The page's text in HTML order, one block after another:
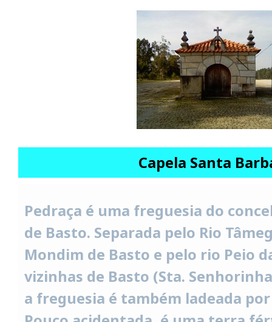
Capela Santa
Pedraça é uma freguesia do
de Basto. Separada pelo Rio
Mondim de Basto e pelo rio Peio
vizinhas de Basto (Sta.
a freguesia é também ladeada